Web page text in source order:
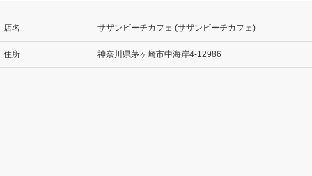
店名 サザンビーチカフェ (サザンビーチカフェ)
住所 神奈川県茅ヶ崎市中海岸4-12986